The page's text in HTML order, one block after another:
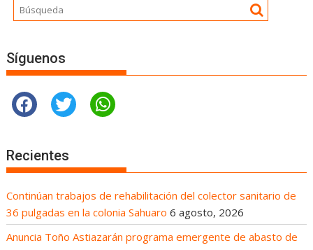
Síguenos
Recientes
Continúan trabajos de rehabilitación del colector sanitario de
36 pulgadas en la colonia Sahuaro 6 agosto, 2026
Anuncia Toño Astiazarán programa emergente de abasto de